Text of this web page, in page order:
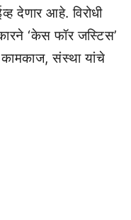
देणार आहे. विरोधी
‘केस फॉर जस्टिस’
कामकाज, संस्था यांचे